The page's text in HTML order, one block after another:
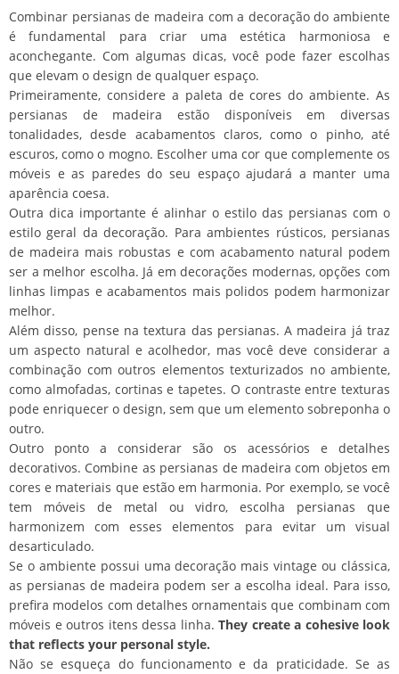
Combinar persianas de madeira com a decoração do ambiente
é fundamental para criar uma estética harmoniosa e
aconchegante. Com algumas dicas, você pode fazer escolhas
que elevam o design de qualquer espaço.
Primeiramente, considere a paleta de cores do ambiente. As
persianas de madeira estão disponíveis em diversas
tonalidades, desde acabamentos claros, como o pinho, até
escuros, como o mogno. Escolher uma cor que complemente os
móveis e as paredes do seu espaço ajudará a manter uma
aparência coesa.
Outra dica importante é alinhar o estilo das persianas com o
estilo geral da decoração. Para ambientes rústicos, persianas
de madeira mais robustas e com acabamento natural podem
ser a melhor escolha. Já em decorações modernas, opções com
linhas limpas e acabamentos mais polidos podem harmonizar
melhor.
Além disso, pense na textura das persianas. A madeira já traz
um aspecto natural e acolhedor, mas você deve considerar a
combinação com outros elementos texturizados no ambiente,
como almofadas, cortinas e tapetes. O contraste entre texturas
pode enriquecer o design, sem que um elemento sobreponha o
outro.
Outro ponto a considerar são os acessórios e detalhes
decorativos. Combine as persianas de madeira com objetos em
cores e materiais que estão em harmonia. Por exemplo, se você
tem móveis de metal ou vidro, escolha persianas que
harmonizem com esses elementos para evitar um visual
desarticulado.
Se o ambiente possui uma decoração mais vintage ou clássica,
as persianas de madeira podem ser a escolha ideal. Para isso,
prefira modelos com detalhes ornamentais que combinam com
móveis e outros itens dessa linha. They create a cohesive look
that reflects your personal style.
Não se esqueça do funcionamento e da praticidade. Se as